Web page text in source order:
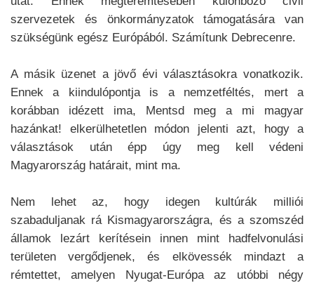
szervezetek és önkormányzatok támogatására van
szükségünk egész Európából. Számítunk Debrecenre.
A másik üzenet a jövő évi választásokra vonatkozik.
Ennek a kiindulópontja is a nemzetféltés, mert a
korábban idézett ima, Mentsd meg a mi magyar
hazánkat! elkerülhetetlen módon jelenti azt, hogy a
választások után épp úgy meg kell védeni
Magyarország határait, mint ma.
Nem lehet az, hogy idegen kultúrák milliói
szabaduljanak rá Kismagyarországra, és a szomszéd
államok lezárt kerítésein innen mint hadfelvonulási
területen vergődjenek, és elkövessék mindazt a
rémtettet, amelyen Nyugat-Európa az utóbbi négy